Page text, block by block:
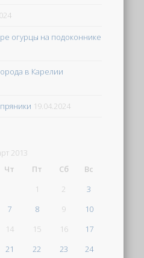
огурцы на подоконнике
в Карелии
19.04.2024
2013
Чт Пт Сб
Вс
1
2
3
7 8 9
10
14 15 16
17
21 22 23
24